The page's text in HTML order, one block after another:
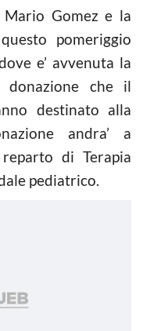
Mario Gomez e la
pomeriggio
e’ avvenuta la
donazione che il
destinato alla
andra’ a
di Terapia
pediatrico.